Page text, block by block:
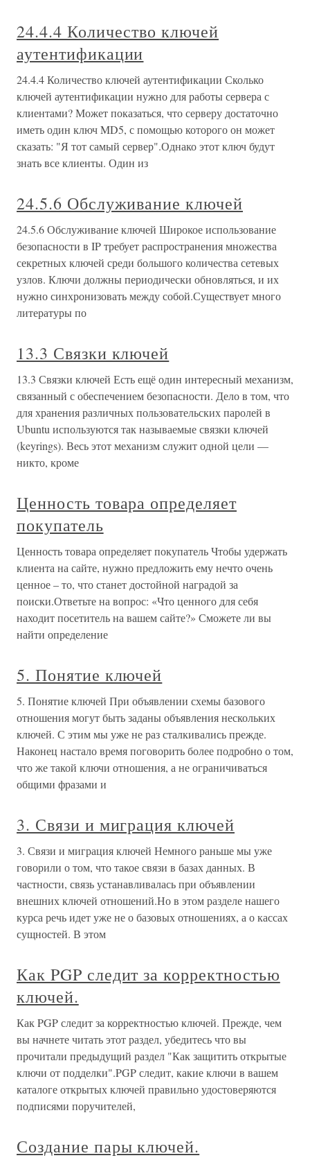
24.4.4 Количество ключей
аутентификации
24.4.4 Количество ключей аутентификации Сколько
ключей аутентификации нужно для работы сервера с
клиентами? Может показаться, что серверу достаточно
иметь один ключ MD5, с помощью которого он может
сказать: "Я тот самый сервер".Однако этот ключ будут
знать все клиенты. Один из
24.5.6 Обслуживание ключей
24.5.6 Обслуживание ключей Широкое использование
безопасности в IP требует распространения множества
секретных ключей среди большого количества сетевых
узлов. Ключи должны периодически обновляться, и их
нужно синхронизовать между собой.Существует много
литературы по
13.3 Связки ключей
13.3 Связки ключей Есть ещё один интересный механизм,
связанный с обеспечением безопасности. Дело в том, что
для хранения различных пользовательских паролей в
Ubuntu используются так называемые связки ключей
(keyrings). Весь этот механизм служит одной цели —
никто, кроме
Ценность товара определяет
покупатель
Ценность товара определяет покупатель Чтобы удержать
клиента на сайте, нужно предложить ему нечто очень
ценное – то, что станет достойной наградой за
поиски.Ответьте на вопрос: «Что ценного для себя
находит посетитель на вашем сайте?» Сможете ли вы
найти определение
5. Понятие ключей
5. Понятие ключей При объявлении схемы базового
отношения могут быть заданы объявления нескольких
ключей. С этим мы уже не раз сталкивались прежде.
Наконец настало время поговорить более подробно о том,
что же такой ключи отношения, а не ограничиваться
общими фразами и
3. Связи и миграция ключей
3. Связи и миграция ключей Немного раньше мы уже
говорили о том, что такое связи в базах данных. В
частности, связь устанавливалась при объявлении
внешних ключей отношений.Но в этом разделе нашего
курса речь идет уже не о базовых отношениях, а о кассах
сущностей. В этом
Как PGP следит за корректностью
ключей.
Как PGP следит за корректностью ключей. Прежде, чем
вы начнете читать этот раздел, убедитесь что вы
прочитали предыдущий раздел "Как защитить открытые
ключи от подделки".PGP следит, какие ключи в вашем
каталоге открытых ключей правильно удостоверяются
подписями поручителей,
Создание пары ключей.